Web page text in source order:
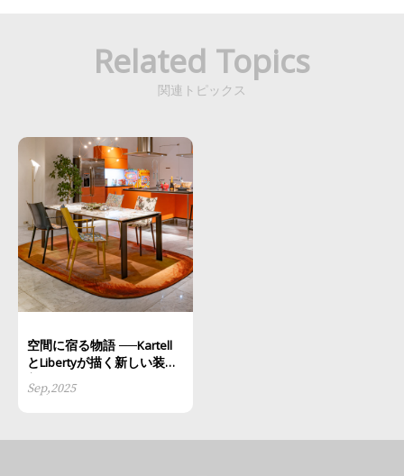
Related Topics
関連トピックス
空間に宿る物語 ──Kartell
とLibertyが描く新しい装飾
美
Sep,2025